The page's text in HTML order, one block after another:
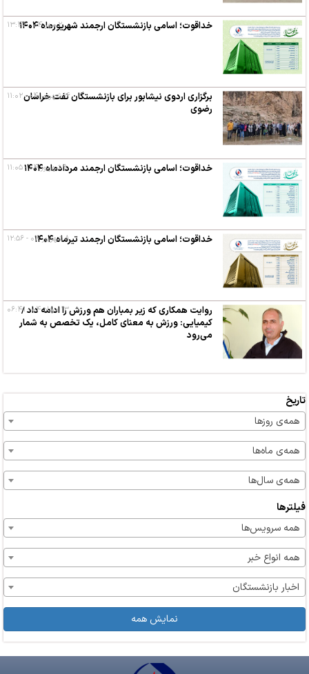
خداقوت؛ اسامی بازنشستگان ارجمند شهریورماه ۱۴۰۴
۲ مهر ۰۴ - ۱۳:۴۶
برگزاری اردوی نیشابور برای بازنشستگان نفت خراسان
رضوی
۱۶ شهریور ۰۴ - ۱۱:۰۲
خداقوت؛ اسامی بازنشستگان ارجمند مردادماه ۱۴۰۴
۹ شهریور ۰۴ - ۱۱:۰۵
خداقوت؛ اسامی بازنشستگان ارجمند تیرماه ۱۴۰۴
۸ شهریور ۰۴ - ۱۲:۵۶
روایت همکاری که زیر بمباران هم ورزش را ادامه داد /
کیمیایی: ورزش به معنای کامل، یک تخصص به شمار
می‌رود
۱۳ مرداد ۰۴ - ۰۶:۴۱
تاریخ
همه‌ی روزها
همه‌ی ماه‌ها
همه‌ی سال‌ها
فیلترها
همه سرویس‌ها
همه انواع خبر
اخبار بازنشستگان
نمایش همه